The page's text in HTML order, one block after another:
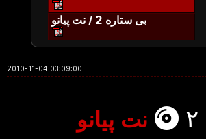
بی ستاره 2 / نت پیانو
2010-11-04 03:09:00
نت پیانو